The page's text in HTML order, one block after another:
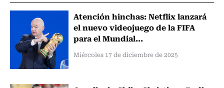
Atención hinchas: Netflix lanzará
el nuevo videojuego de la FIFA
para el Mundial...
Miércoles 17 de diciembre de 2025